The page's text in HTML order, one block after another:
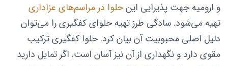
و ارومیه جهت پذیرایی اینحلوا در مراسم‌های عزاداری
تهیه می‌شود. سادگی طرز تهیه حلوای کفگیری را می‌توان
دلیل اصلی محبوبیت آن بیان کرد. حلوا کفگیری ترکیب
مقوی دارد و نگهداری از آن نیز آسان است. اگر تمایل دارید